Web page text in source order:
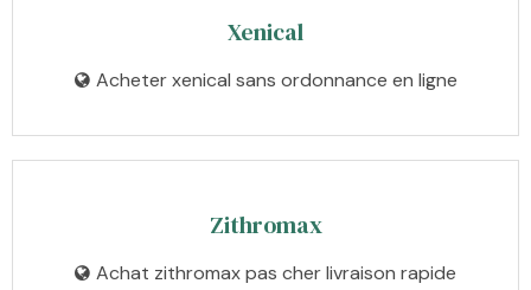
Xenical
Acheter xenical sans ordonnance en ligne
Zithromax
Achat zithromax pas cher livraison rapide